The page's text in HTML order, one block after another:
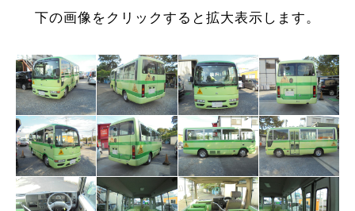
下の画像をクリックすると拡大表示します。